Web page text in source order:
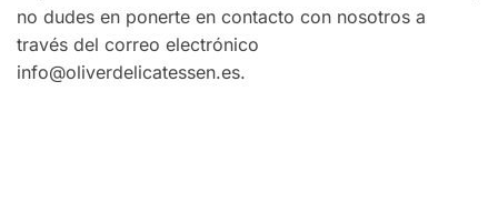
no dudes en ponerte en contacto con nosotros a
través del correo electrónico
info@oliverdelicatessen.es.